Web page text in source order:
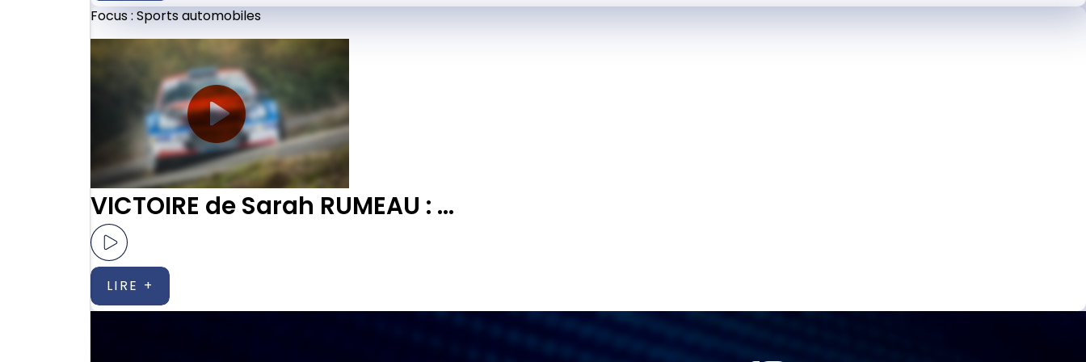
Focus : Sports automobiles
VICTOIRE de Sarah RUMEAU : ...
LIRE +